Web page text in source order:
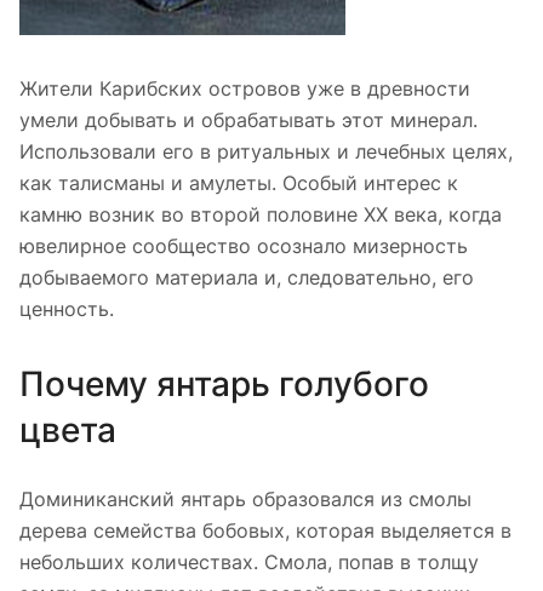
Жители Карибских островов уже в древности
умели добывать и обрабатывать этот минерал.
Использовали его в ритуальных и лечебных целях,
как талисманы и амулеты. Особый интерес к
камню возник во второй половине XX века, когда
ювелирное сообщество осознало мизерность
добываемого материала и, следовательно, его
ценность.
Почему янтарь голубого
цвета
Доминиканский янтарь образовался из смолы
дерева семейства бобовых, которая выделяется в
небольших количествах. Смола, попав в толщу